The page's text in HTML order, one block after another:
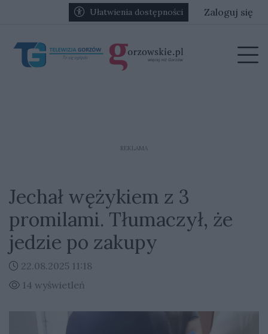
Przejdź do głównych treści
Przejdź do głównego menuUłatwienia dostępności Zaloguj się
REKLAMA
Jechał wężykiem z 3
promilami. Tłumaczył, że
jedzie po zakupy
22.08.2025 11:18
14 wyświetleń